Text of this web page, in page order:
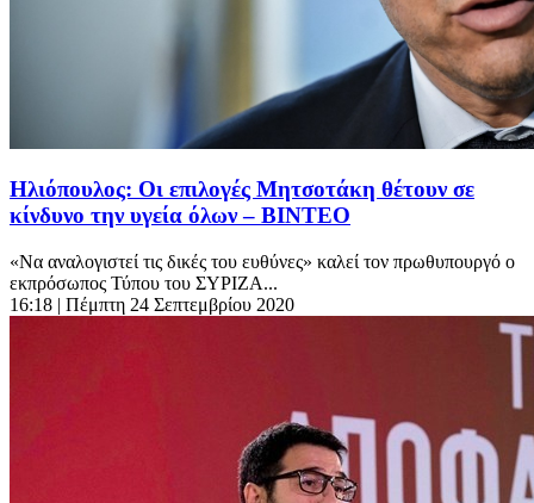
Ηλιόπουλος: Οι επιλογές Μητσοτάκη θέτουν σε
κίνδυνο την υγεία όλων – ΒΙΝΤΕΟ
«Να αναλογιστεί τις δικές του ευθύνες» καλεί τον πρωθυπουργό ο
εκπρόσωπος Τύπου του ΣΥΡΙΖΑ...
16:18 | Πέμπτη 24 Σεπτεμβρίου 2020